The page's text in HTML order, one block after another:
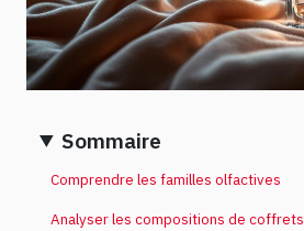
Sommaire
Comprendre les familles olfactives
Analyser les compositions de coffrets